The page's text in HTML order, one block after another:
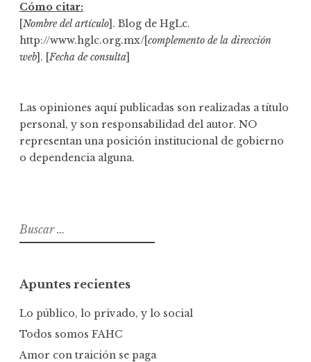
Cómo citar:
[Nombre del artículo]. Blog de HgLc.
http://www.hglc.org.mx/[complemento de la dirección
web]. [Fecha de consulta]
Las opiniones aquí publicadas son realizadas a título
personal, y son responsabilidad del autor. NO
representan una posición institucional de gobierno
o dependencia alguna.
B
u
a
r
Apuntes recientes
Lo público, lo privado, y lo social
Todos somos FAHC
Amor con traición se paga